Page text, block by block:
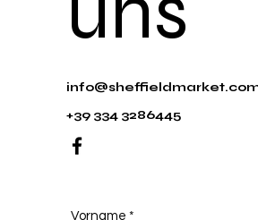
+39 334 3286445